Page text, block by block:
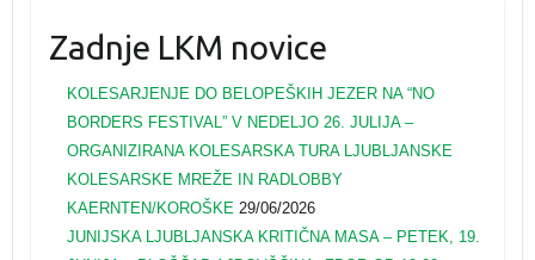
Zadnje LKM novice
KOLESARJENJE DO BELOPEŠKIH JEZER NA “NO
BORDERS FESTIVAL” V NEDELJO 26. JULIJA –
ORGANIZIRANA KOLESARSKA TURA LJUBLJANSKE
KOLESARSKE MREŽE IN RADLOBBY
KAERNTEN/KOROŠKE 29/06/2026
JUNIJSKA LJUBLJANSKA KRITIČNA MASA – PETEK, 19.